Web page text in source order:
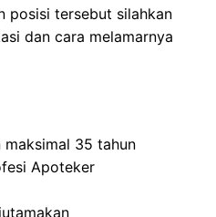
posisi tersebut silahkan
dan cara melamarnya
maksimal 35 tahun
Apoteker